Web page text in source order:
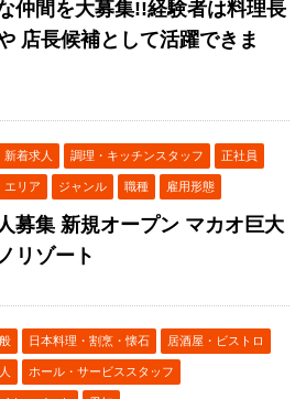
仲間を大募集!!経験者は料理長
店長候補として活躍できま
新着求人 調理・キッチンスタッフ 正社員
エリア ジャンル 職種 雇用形態
募集 新規オープン マカオ巨大
リゾート
日本料理・割烹・懐石 居酒屋・ビストロ
ホール・サービススタッフ